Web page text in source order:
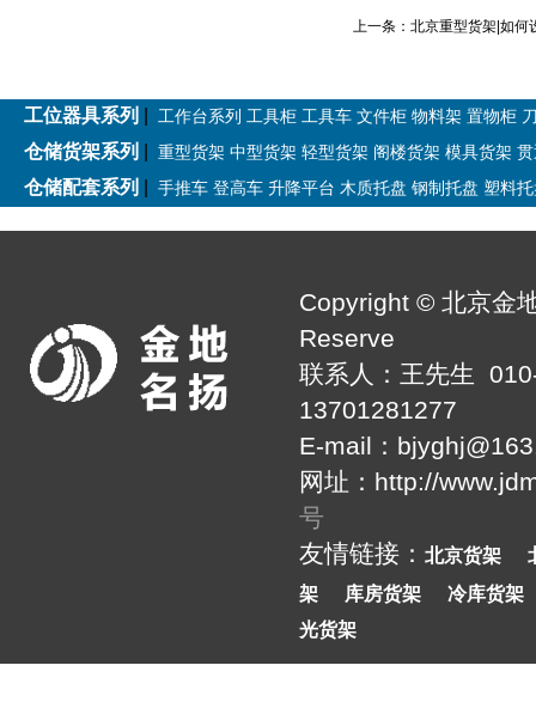
上一条： 北京重型货架|如何
工位器具系列 工作台系列 工具柜 工具车 文件柜 物料架 置物柜
仓储货架系列 重型货架 中型货架 轻型货架 阁楼货架 模具货架
仓储配套系列 手推车 登高车 升降平台 木质托盘 钢制托盘 塑料
Copyright © 北京金
Reserve
联系人：王先生
13701281277
E-mail：
网址：http://
号
友情链接： 北京货架
架
库房货架
冷库货架
光货架